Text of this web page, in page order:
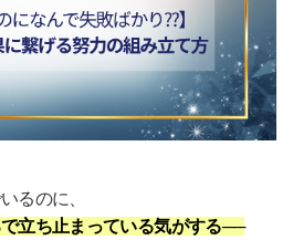
るのに、
立ち止まっている気がする──